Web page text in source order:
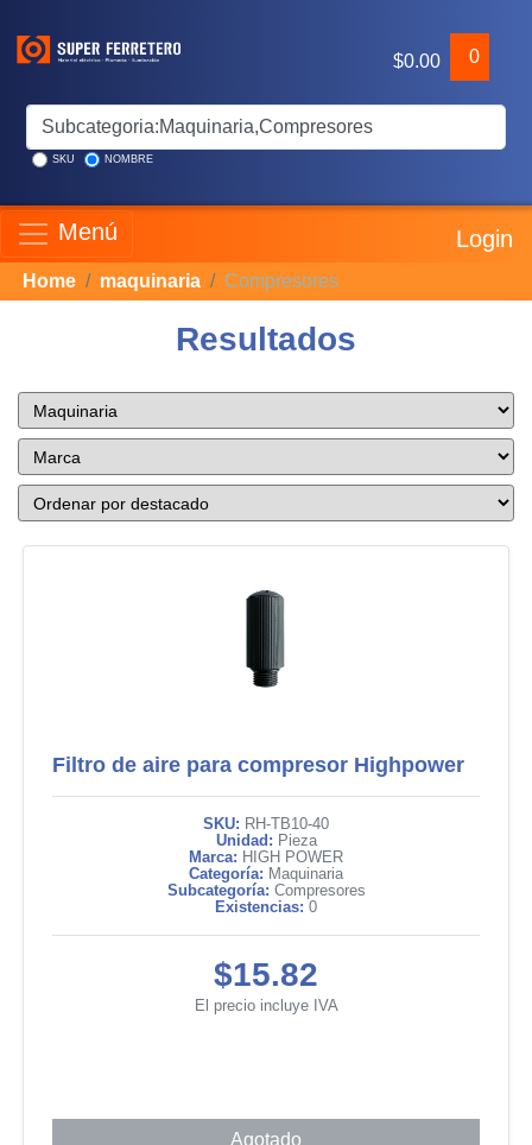
$0.00 0
SKU NOMBRE
Menú Login
Home maquinaria Compresores
Resultados
Filtro de aire para compresor Highpower
SKU: RH-TB10-40
Unidad: Pieza
Marca: HIGH POWER
Categoría: Maquinaria
Subcategoría: Compresores
Existencias: 0
$15.82
El precio incluye IVA
Agotado